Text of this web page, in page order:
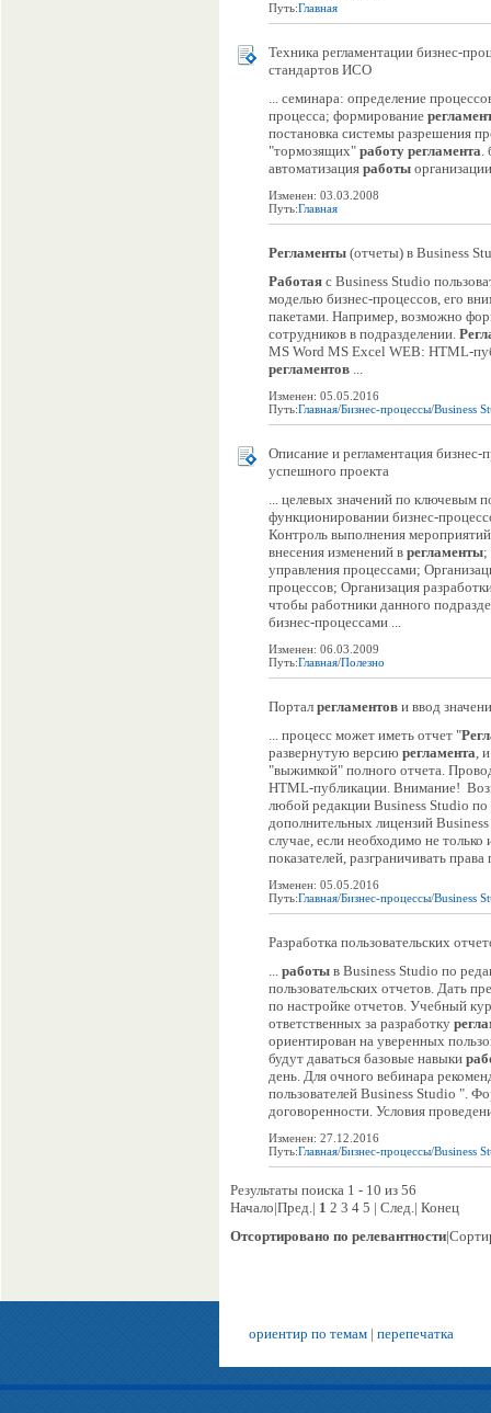
Путь:Главная
Техника регламентации бизнес-
стандартов ИСО
... семинара: определение
процесса; формирование
постановка системы разрешения
"тормозящих" работу регламента.
автоматизация работы организации
Изменен: 03.03.2008
Путь:Главная
Регламенты (отчеты) в Business
Работая с Business Studio
моделью бизнес-процессов, его
пакетами. Например, возможно
сотрудников в подразделении.
MS Word MS Excel WEB: HTML-
регламентов ...
Изменен: 05.05.2016
Путь:Главная/Бизнес-процессы/Business
Описание и регламентация
успешного проекта
... целевых значений по ключевым
функционировании бизнес-
Контроль выполнения
внесения изменений в регламенты;
управления процессами;
процессов; Организация
чтобы работники данного
бизнес-процессами ...
Изменен: 06.03.2009
Путь:Главная/Полезно
Портал регламентов и ввод
... процесс может иметь отчет "
развернутую версию регламента,
"выжимкой" полного отчета.
HTML-публикации. Внимание!
любой редакции Business Studio
дополнительных лицензий
случае, если необходимо не
показателей, разграничивать
Изменен: 05.05.2016
Путь:Главная/Бизнес-процессы/Business
Разработка пользовательских
... работы в Business Studio по
пользовательских отчетов. Дать
по настройке отчетов. Учебный
ответственных за разработку
ориентирован на уверенных
будут даваться базовые навыки
день. Для очного вебинара
пользователей Business Studio ".
договоренности. Условия
Изменен: 27.12.2016
Путь:Главная/Бизнес-процессы/Business
Результаты поиска 1 - 10 из 56
Начало|Пред.| 1 2 3 4 5 | След.| Конец
Отсортировано по релевантности
ориентир по темам | перепечатка